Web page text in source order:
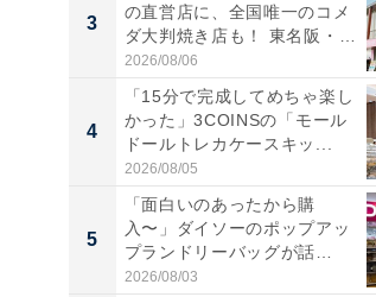
3
の直営店に、全国唯一のコメ
ダ大判焼き店も！ 東名阪・
伊...
2026/08/06
4
「15分で完成してめちゃ楽し
かった」3COINSの「モール
ドールトレカケースキッ...
2026/08/05
5
「面白いのあったから購
入〜」ダイソーのポップアッ
プランドリーバッグが話
題。“さま...
2026/08/03